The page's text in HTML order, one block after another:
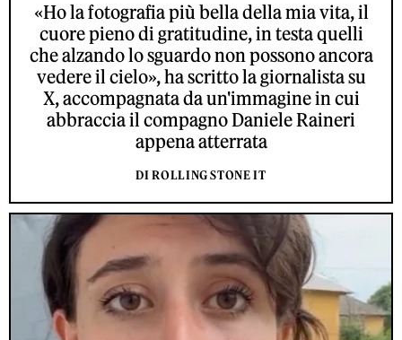
«Ho la fotografia più bella della mia vita, il
cuore pieno di gratitudine, in testa quelli
che alzando lo sguardo non possono ancora
vedere il cielo», ha scritto la giornalista su
X, accompagnata da un'immagine in cui
abbraccia il compagno Daniele Raineri
appena atterrata
DI ROLLING STONE IT